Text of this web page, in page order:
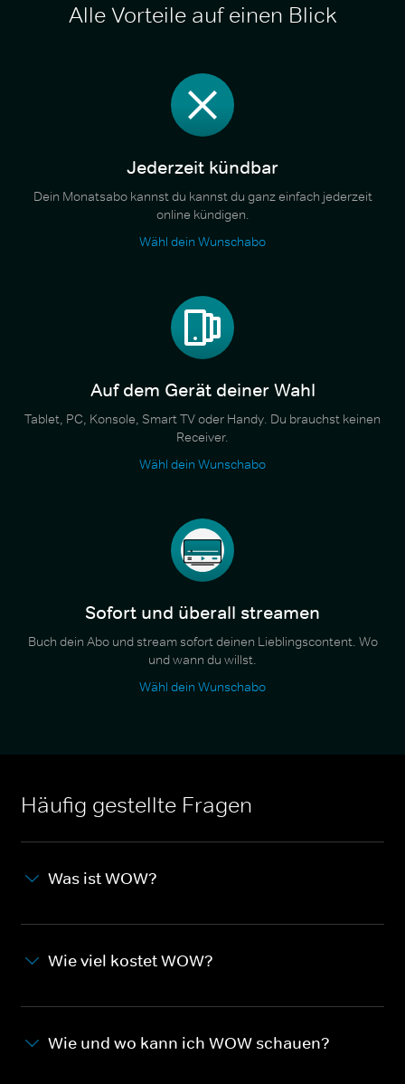
Alle Vorteile auf einen Blick
Jederzeit kündbar
Dein Monatsabo kannst du kannst du ganz einfach jederzeit
online kündigen.
Wähl dein Wunschabo
Auf dem Gerät deiner Wahl
Tablet, PC, Konsole, Smart TV oder Handy. Du brauchst keinen
Receiver.
Wähl dein Wunschabo
Sofort und überall streamen
Buch dein Abo und stream sofort deinen Lieblingscontent. Wo
und wann du willst.
Wähl dein Wunschabo
Häufig gestellte Fragen
Was ist WOW?
Wie viel kostet WOW?
Wie und wo kann ich WOW schauen?